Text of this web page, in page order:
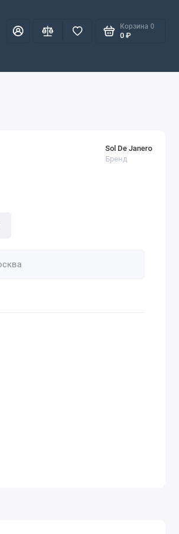
Корзина 0
0 ₽
Sol De Janero
Бренд